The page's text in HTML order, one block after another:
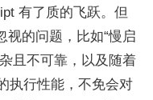
有了质的飞跃。但
视的问题，比如“慢启
且不可靠，以及随着
执行性能，不免会对